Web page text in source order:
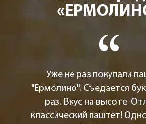
Уже не раз покупали
"Ермолино". Съедается
раз. Вкус на высоте.
классический паштет!